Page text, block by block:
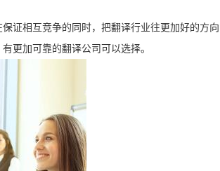
证相互竞争的同时，把翻译行业往更加好的方向
更加可靠的翻译公司可以选择。